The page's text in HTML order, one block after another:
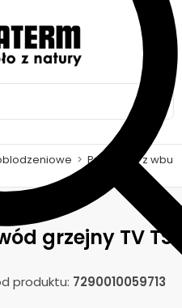
> Przewody z
grzejny TV TS
produktu: 7290010059713